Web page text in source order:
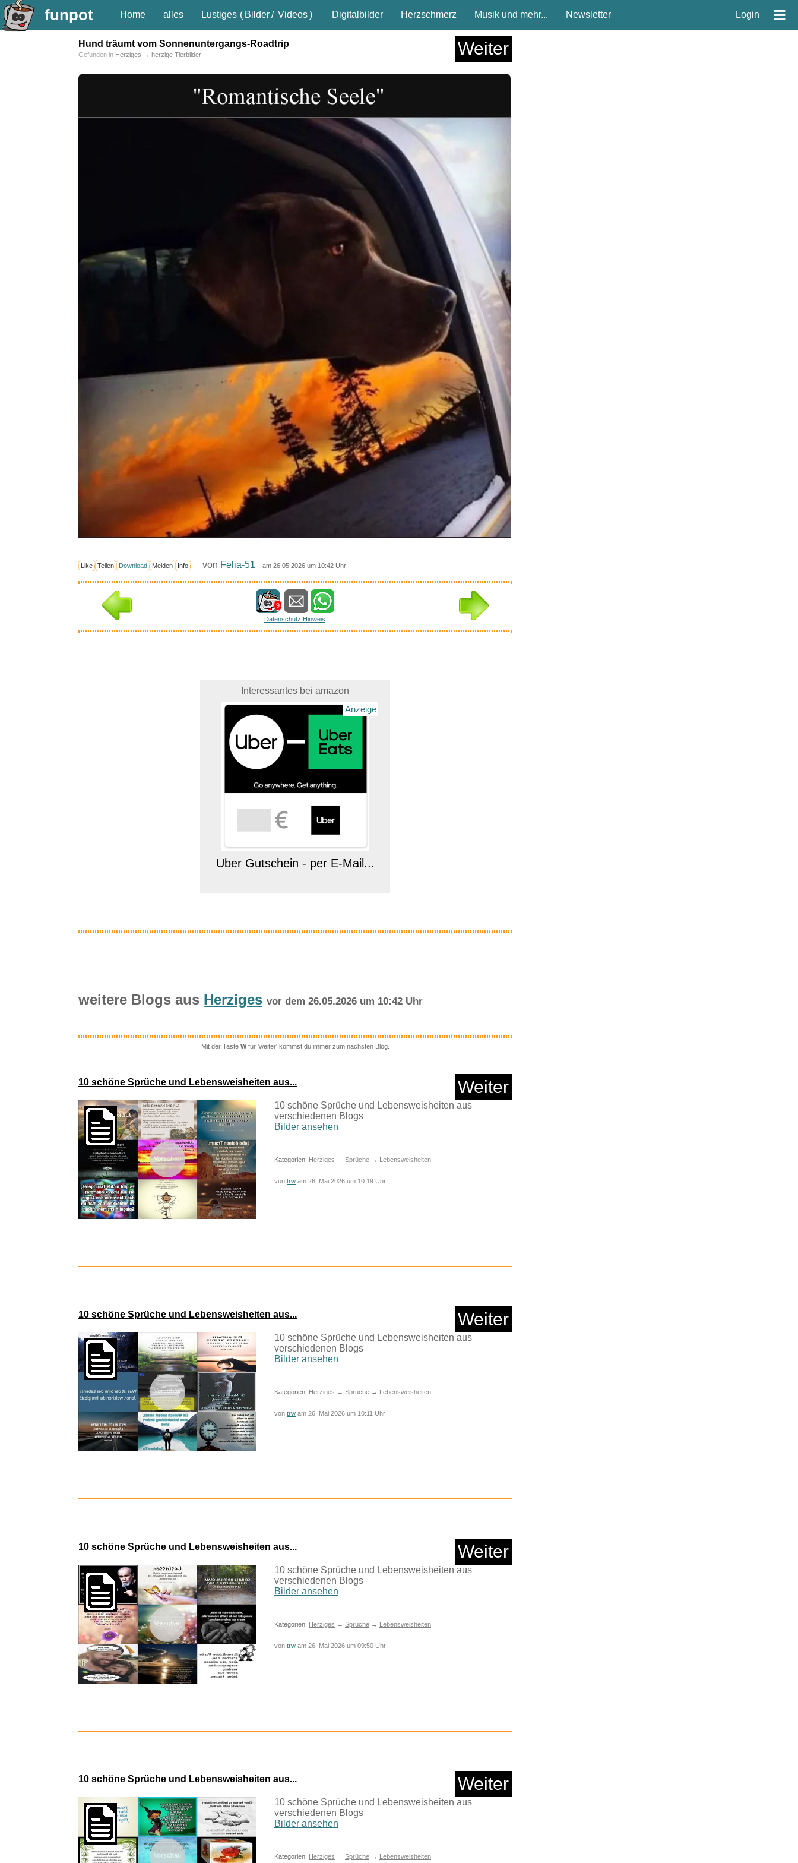
funpot Home alles Lustiges ( Bilder/ Videos) Digitalbilder Herzschmerz Musik und mehr... Newsletter Login ≡
Hund träumt vom Sonnenuntergangs-Roadtrip Weiter
Gefunden in Herziges → herzige Tierbilder
Like Teilen Download Melden Info von Felia-51 am 26.05.2026 um 10:42 Uhr
9
Datenschutz Hinweis
Interessantes bei amazon
Anzeige
Uber Gutschein - per E-Mail...
Anzeige
5cm Blatt Ohrringe Lang Edelst...
weitere Blogs aus Herziges vor dem 26.05.2026 um 10:42 Uhr
Mit der Taste Wfür 'weiter' kommst du immer zum nächsten Blog.
10 schöne Sprüche und Lebensweisheiten aus... Weiter
Vorschau
10 schöne Sprüche und Lebensweisheiten aus
verschiedenen Blogs
Bilder ansehen
Kategorien: Herziges → Sprüche → Lebensweisheiten
von trw am 26. Mai 2026 um 10:19 Uhr
10 schöne Sprüche und Lebensweisheiten aus... Weiter
Vorschau
10 schöne Sprüche und Lebensweisheiten aus
verschiedenen Blogs
Bilder ansehen
Kategorien: Herziges → Sprüche → Lebensweisheiten
von trw am 26. Mai 2026 um 10:11 Uhr
10 schöne Sprüche und Lebensweisheiten aus... Weiter
Vorschau
10 schöne Sprüche und Lebensweisheiten aus
verschiedenen Blogs
Bilder ansehen
Kategorien: Herziges → Sprüche → Lebensweisheiten
von trw am 26. Mai 2026 um 09:50 Uhr
10 schöne Sprüche und Lebensweisheiten aus... Weiter
Vorschau
10 schöne Sprüche und Lebensweisheiten aus
verschiedenen Blogs
Bilder ansehen
Kategorien: Herziges → Sprüche → Lebensweisheiten